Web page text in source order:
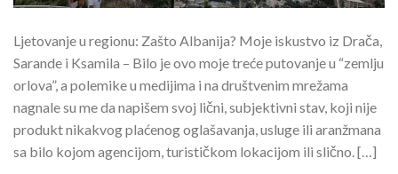
Ljetovanje u regionu: Zašto Albanija? Moje iskustvo iz Drača,
Sarande i Ksamila – Bilo je ovo moje treće putovanje u “zemlju
orlova”, a polemike u medijima i na društvenim mrežama
nagnale su me da napišem svoj lični, subjektivni stav, koji nije
produkt nikakvog plaćenog oglašavanja, usluge ili aranžmana
sa bilo kojom agencijom, turističkom lokacijom ili slično. […]